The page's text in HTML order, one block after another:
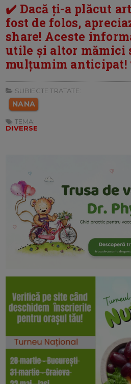
✔️ Dacă ți-a plăcut
fost de folos,
share! Aceste
utile și altor mămici
mulțumim anticipat!
SUBIECTE TRATATE:
NANA
TEMA:
DIVERSE